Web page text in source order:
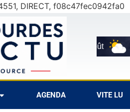
DIRECT, f08c47fec0942fa0
9 Août 28°C
AGENDA VITE LU